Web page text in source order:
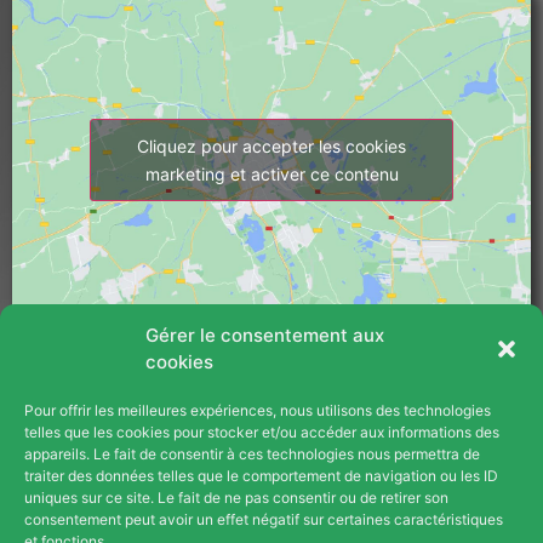
Gérer le consentement aux
cookies
Pour offrir les meilleures expériences, nous utilisons des technologies
telles que les cookies pour stocker et/ou accéder aux informations des
appareils. Le fait de consentir à ces technologies nous permettra de
traiter des données telles que le comportement de navigation ou les ID
uniques sur ce site. Le fait de ne pas consentir ou de retirer son
consentement peut avoir un effet négatif sur certaines caractéristiques
2 mois. Dès le début, Thermex s'est
montrée disponible en proposant de nous
prêter gratuitement des convecteurs
électriques.3. Thermex a fait tout son
possible pour avancer la date des travaux
au maximum (intervention prévue le 20
janvier au lieu d'avril/mai).4. L'équipe
technique, dirigée par Mike, a été
exemplaire : aimable, respectueuse,
efficace et très claire dans ses
d'eau devenus inutiles et ont réalisé un
chantier propre et fonctionnel (voir photos
ci-jointes).5. Mon plombier, qui est
intervenu à la fin de l'installation pour un
autre chantier, m'a fait part de son
impression : "Nous voyons beaucoup
d'installations de pompes à chaleur, je peux
Cliquez pour accepter les cookies
marketing et activer ce contenu
PLAN DU SITE
Blog
Contact